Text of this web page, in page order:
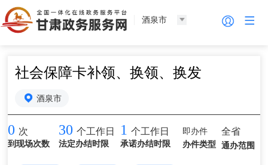
酒泉市
社会保障卡补领、换领、换发
酒泉市
0 次
到现场次数
30 个工作日
法定办结时限
1 个工作日
承诺办结时限
即办件
办件类型
全省
通办范围